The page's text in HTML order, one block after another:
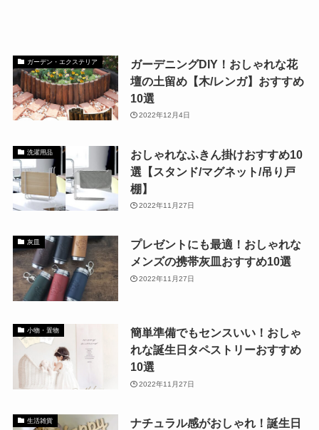
ガーデン・エクステリア
ガーデニングDIY！おしゃれな花
壇の土留め【木/レンガ】おすすめ
10選
2022年12月4日
洗濯用品
おしゃれなふきん掛けおすすめ10
選【スタンド/マグネット/吊り戸
棚】
2022年11月27日
灰皿
プレゼントにも最適！おしゃれな
メンズの携帯灰皿おすすめ10選
2022年11月27日
小物・置物
簡単準備でもセンスいい！おしゃ
れな誕生日タペストリーおすすめ
10選
2022年11月27日
生活雑貨
ナチュラル感がおしゃれ！誕生日